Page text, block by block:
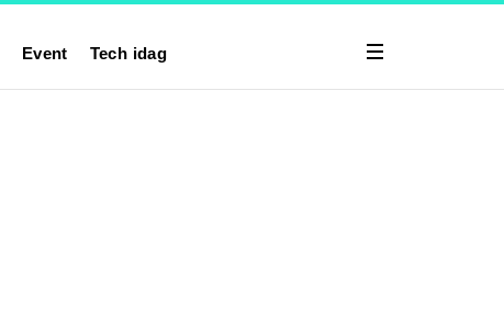
Event Tech idag